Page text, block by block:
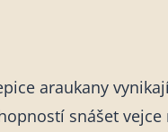
araukany
snášet vejce